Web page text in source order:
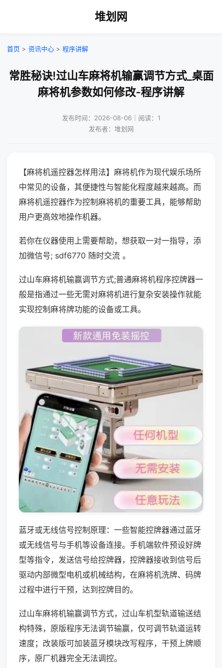
堆划网
首页 > 资讯中心 > 程序讲解
常胜秘诀!过山车麻将机输赢调节方式_桌面
麻将机参数如何修改-程序讲解
发布时间：2026-08-06｜阅读：1
发布者：堆划网
【麻将机遥控器怎样用法】麻将机作为现代娱乐场所
中常见的设备，其便捷性与智能化程度越来越高。而
麻将机遥控器作为控制麻将机的重要工具，能够帮助
用户更高效地操作机器。
若你在仪器使用上需要帮助，想获取一对一指导，添
加微信号; sdf6770 随时交流 。
过山车麻将机输赢调节方式;普通麻将机程序控牌器一
般是指通过一些无需对麻将机进行复杂安装操作就能
实现控制麻将牌功能的设备或工具。
蓝牙或无线信号控制原理：一些智能控牌器通过蓝牙
或无线信号与手机等设备连接。手机端软件预设好牌
型等指令，发送信号给控牌器，控牌器接收到信号后
驱动内部微型电机或机械结构，在麻将机洗牌、码牌
过程中进行干预，达到控牌目的。
过山车麻将机输赢调节方式，过山车机型轨道输送结
构特殊，原版程序无法调节输赢，仅可调节轨道运转
速度；改装版可加装蓝牙模块改写程序，干预上牌顺
序，原厂机器完全无法调控。